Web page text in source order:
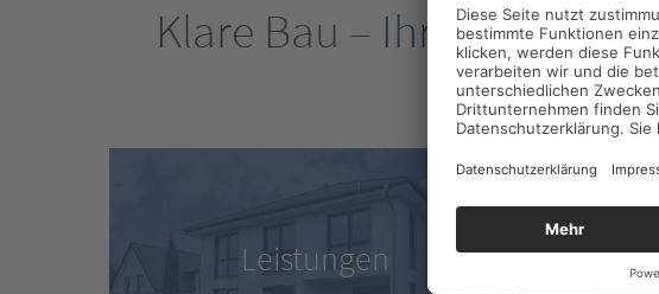
Klare Bau – Ihr Partner
Leistungen